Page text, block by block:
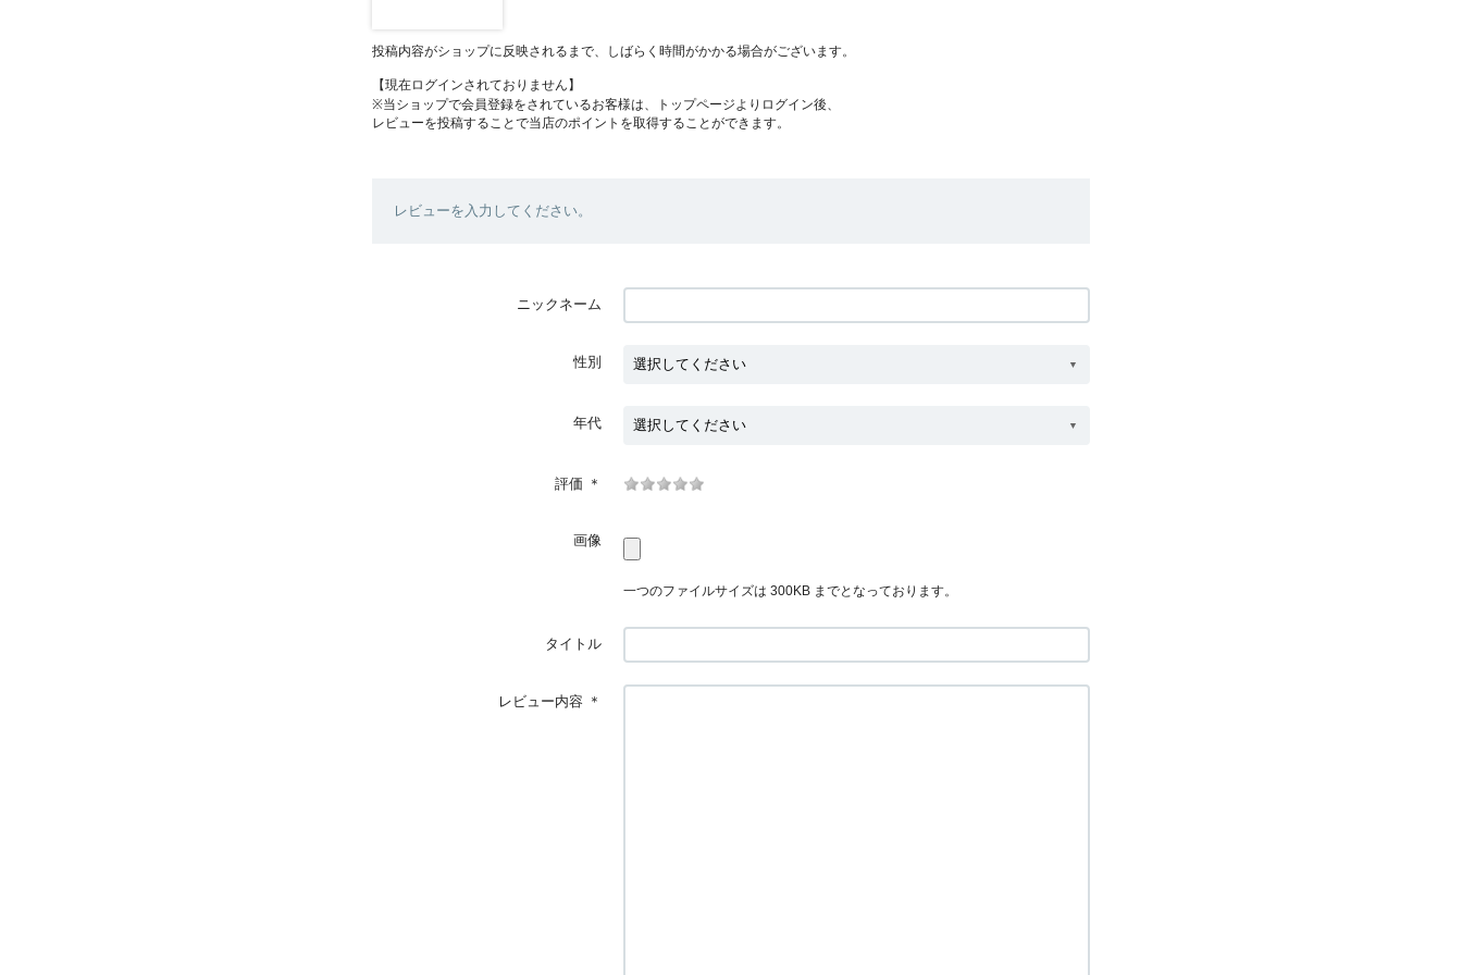
投稿内容がショップに反映されるまで、しばらく時間がかかる場合がございます。
【現在ログインされておりません】
※当ショップで会員登録をされているお客様は、トップページよりログイン後、
レビューを投稿することで当店のポイントを取得することができます。
レビューを入力してください。
ニックネーム
性別
年代
評価 ＊
画像
一つのファイルサイズは 300KB までとなっております。
タイトル
レビュー内容 ＊